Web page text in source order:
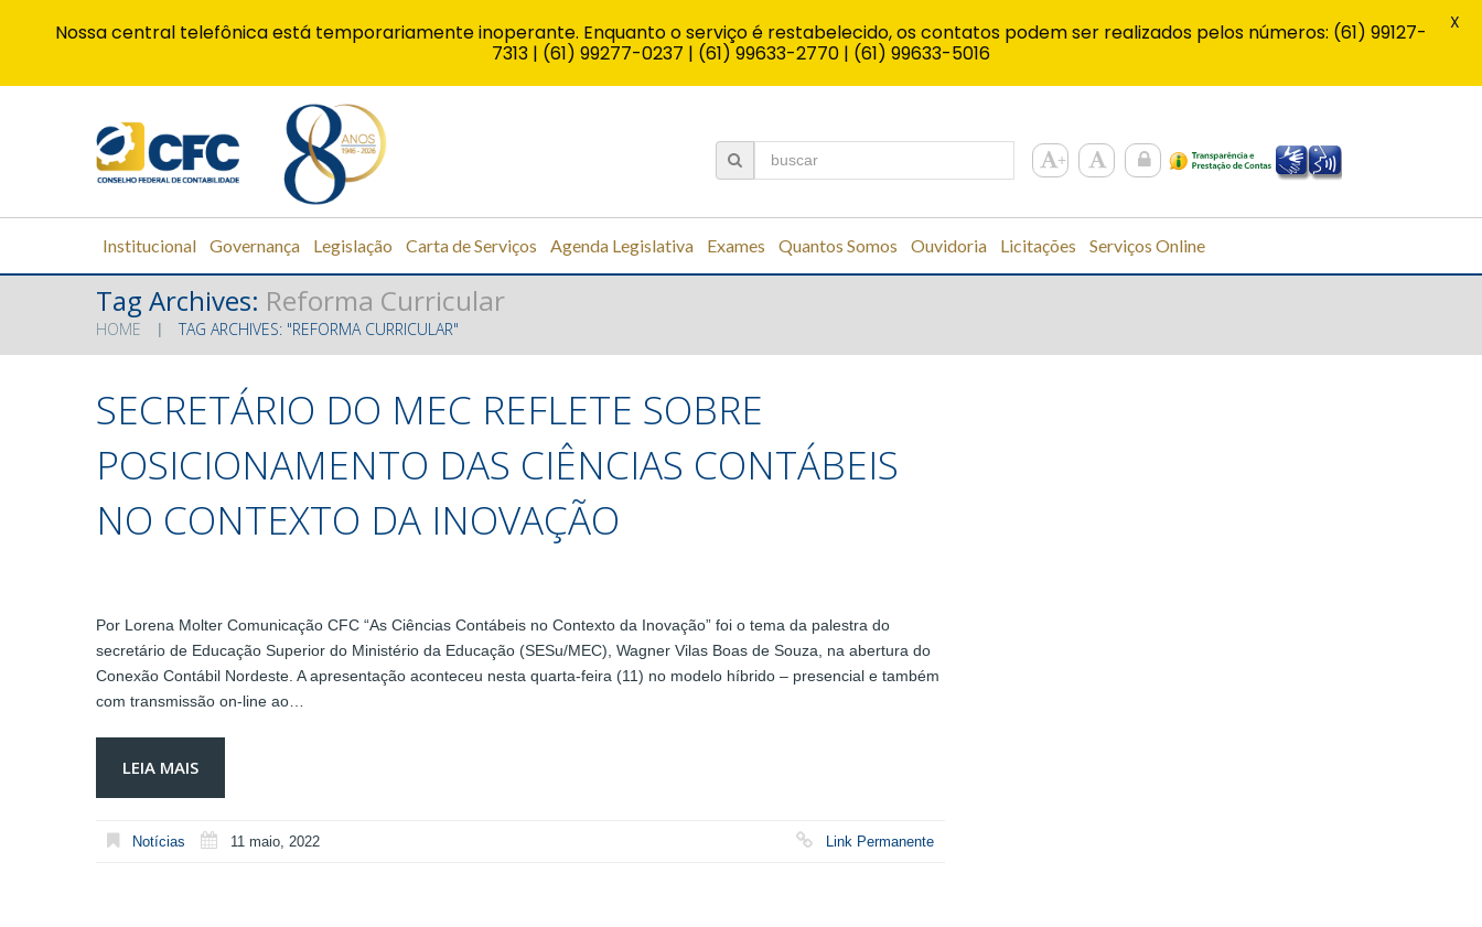
Institucional Governança Legislação Carta de Serviços Agenda Legislativa Exames Quantos Somos Ouvidoria Licitações Serviços Online
Tag Archives: Reforma Curricular
HOME TAG ARCHIVES: "REFORMA CURRICULAR"
SECRETÁRIO DO MEC REFLETE SOBRE
POSICIONAMENTO DAS CIÊNCIAS CONTÁBEIS
NO CONTEXTO DA INOVAÇÃO
Por Lorena Molter Comunicação CFC “As Ciências Contábeis no Contexto da Inovação” foi o tema da palestra do
secretário de Educação Superior do Ministério da Educação (SESu/MEC), Wagner Vilas Boas de Souza, na abertura do
Conexão Contábil Nordeste. A apresentação aconteceu nesta quarta-feira (11) no modelo híbrido – presencial e também
com transmissão on-line ao…
LEIA MAIS
Notícias 11 maio, 2022 Link Permanente
Nossa central telefônica está temporariamente inoperante. Enquanto o serviço é restabelecido, os contatos podem ser realizados pelos números: (61) 99127-
7313 | (61) 99277-0237 | (61) 99633-2770 | (61) 99633-5016
X